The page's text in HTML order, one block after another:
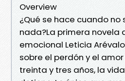
Overview
¿Qué se hace cuando
nada?La primera novela
emocional Leticia
sobre el perdón y el amor
treinta y tres años, la